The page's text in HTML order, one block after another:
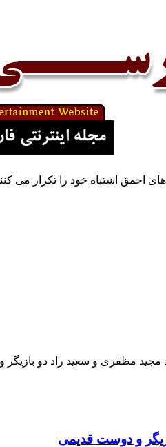
احمق اشتباه خود را تکرار می
مظفری و سعید راد دو
و دوست قدیمی